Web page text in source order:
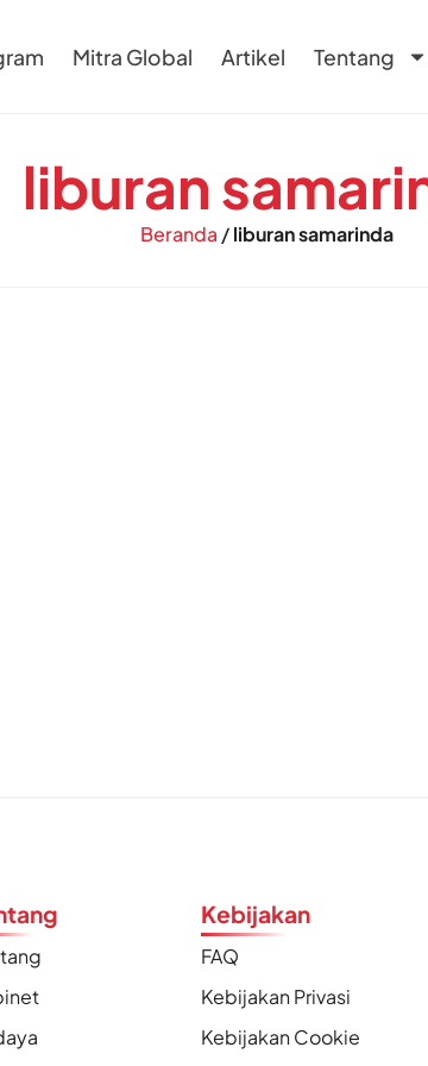
Mitra Global Artikel Tentang
liburan
Beranda /liburan samarinda
Kebijakan
FAQ
Kebijakan Privasi
Kebijakan Cookie